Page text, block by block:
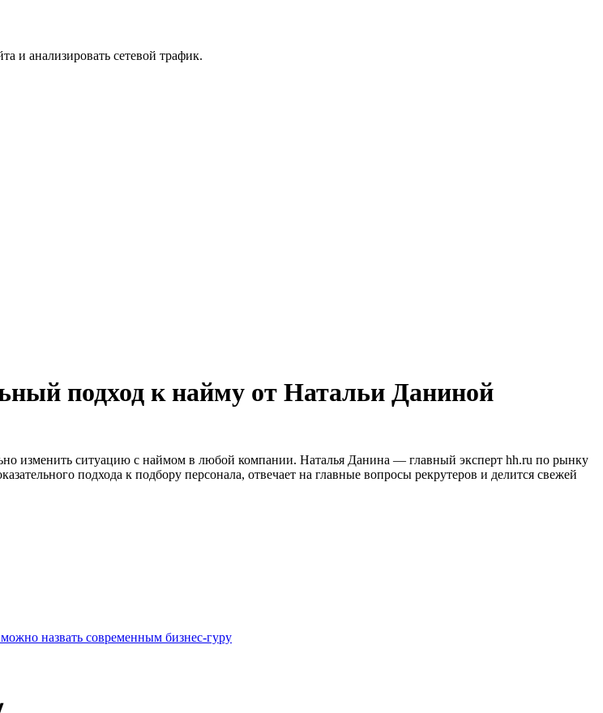
и анализировать сетевой трафик.
подход к найму от Натальи Даниной
изменить ситуацию с наймом в любой компании. Наталья Данина — главный эксперт hh.ru по рынку
подхода к подбору персонала, отвечает на главные вопросы рекрутеров и делится свежей
назвать современным бизнес-гуру